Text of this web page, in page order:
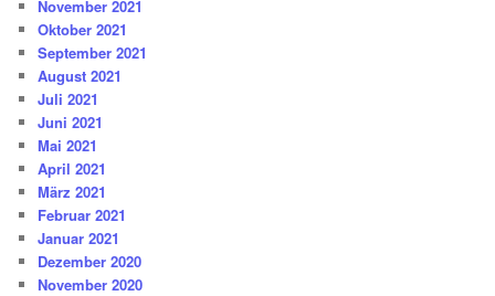
November 2021
Oktober 2021
September 2021
August 2021
Juli 2021
Juni 2021
Mai 2021
April 2021
März 2021
Februar 2021
Januar 2021
Dezember 2020
November 2020